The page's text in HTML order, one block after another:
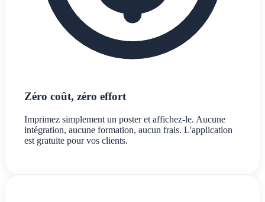
Zéro coût, zéro effort
Imprimez simplement un poster et affichez-le. Aucune
intégration, aucune formation, aucun frais. L'application
est gratuite pour vos clients.